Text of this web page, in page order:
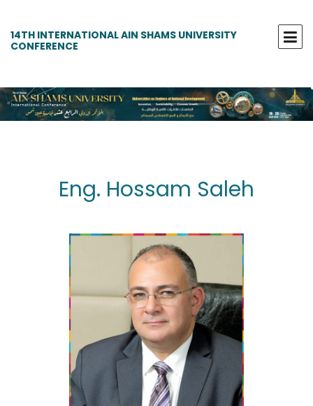
14TH INTERNATIONAL AIN SHAMS UNIVERSITY
CONFERENCE
Eng. Hossam Saleh